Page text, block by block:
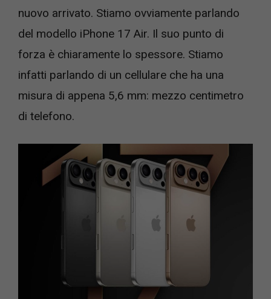
nuovo arrivato. Stiamo ovviamente parlando
del modello iPhone 17 Air. Il suo punto di
forza è chiaramente lo spessore. Stiamo
infatti parlando di un cellulare che ha una
misura di appena 5,6 mm: mezzo centimetro
di telefono.